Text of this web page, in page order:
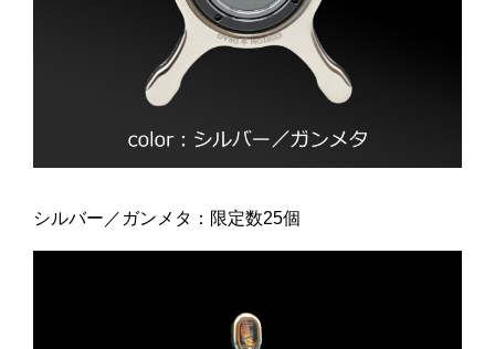
シルバー／ガンメタ：限定数25個